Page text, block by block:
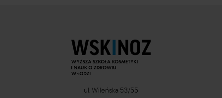
ul. Wileńska 53/55